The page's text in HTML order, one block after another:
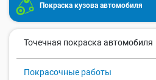
Покраска кузова автомобиля
Точечная покраска автомобиля
Покрасочные работы